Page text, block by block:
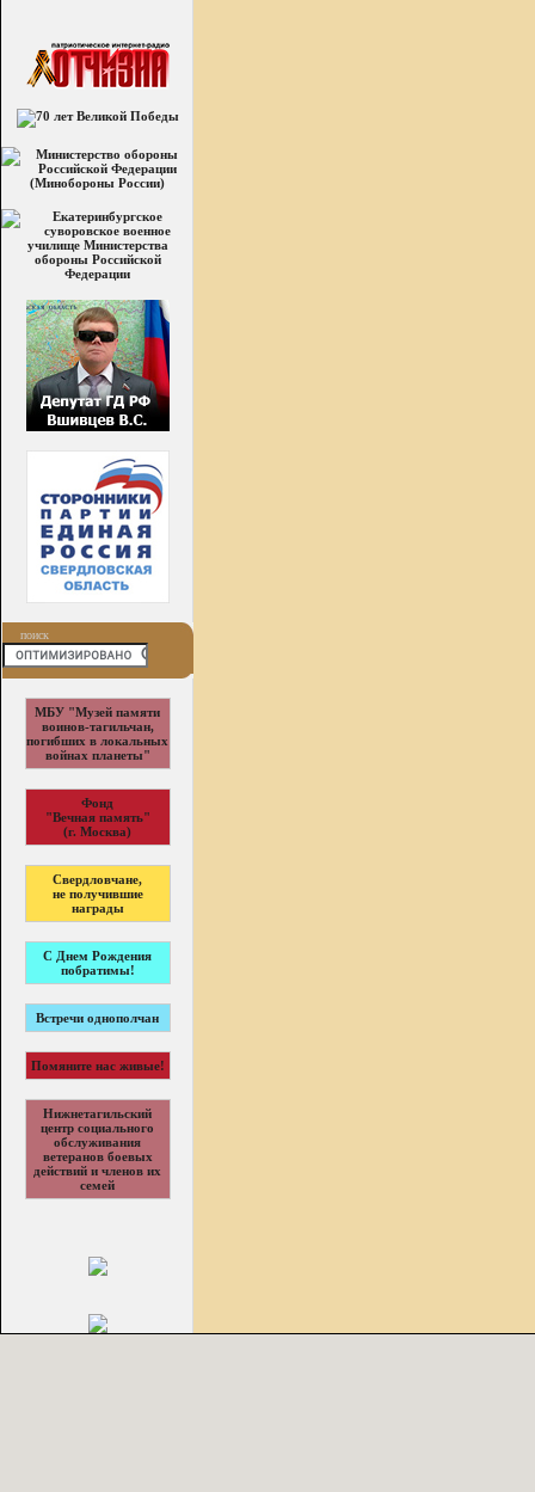
поиск
МБУ "Музей памяти
воинов-тагильчан,
погибших в локальных
войнах планеты"
Фонд
"Вечная память"
(г. Москва)
Свердловчане,
не получившие
награды
С Днем Рождения
побратимы!
Встречи однополчан
Помяните нас живые!
Нижнетагильский
центр социального
обслуживания
ветеранов боевых
действий и членов их
семей